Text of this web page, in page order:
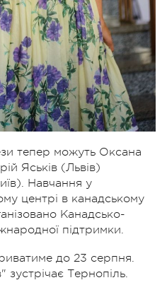
тепер можуть Оксана
Яськів (Львів)
Навчання у
центрі в канадському
Канадсько-
підтримки.
до 23 серпня.
Тернопіль.